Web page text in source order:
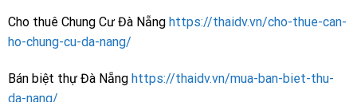
Cho thuê Chung Cư Đà Nẵng https://thaidv.vn/cho-thue-can-
ho-chung-cu-da-nang/
Bán biệt thự Đà Nẵng https://thaidv.vn/mua-ban-biet-thu-
da-nang/